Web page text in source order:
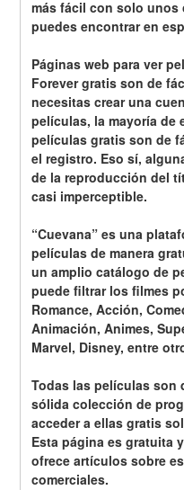
más fácil con solo unos
puedes encontrar en
Páginas web para ver
Forever gratis son de
necesitas crear una
películas, la mayoría de
películas gratis son de
el registro. Eso sí,
de la reproducción del
casi imperceptible.
“Cuevana” es una
películas de manera
un amplio catálogo de
puede filtrar los filmes
Romance, Acción,
Animación, Animes,
Marvel, Disney, entre
Todas las películas son
sólida colección de
acceder a ellas gratis
Esta página es gratuita
ofrece artículos sobre
comerciales.